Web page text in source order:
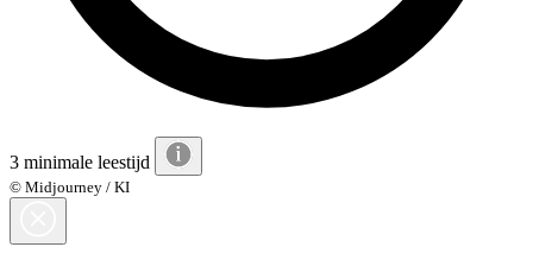
3 minimale leestijd
© Midjourney / KI